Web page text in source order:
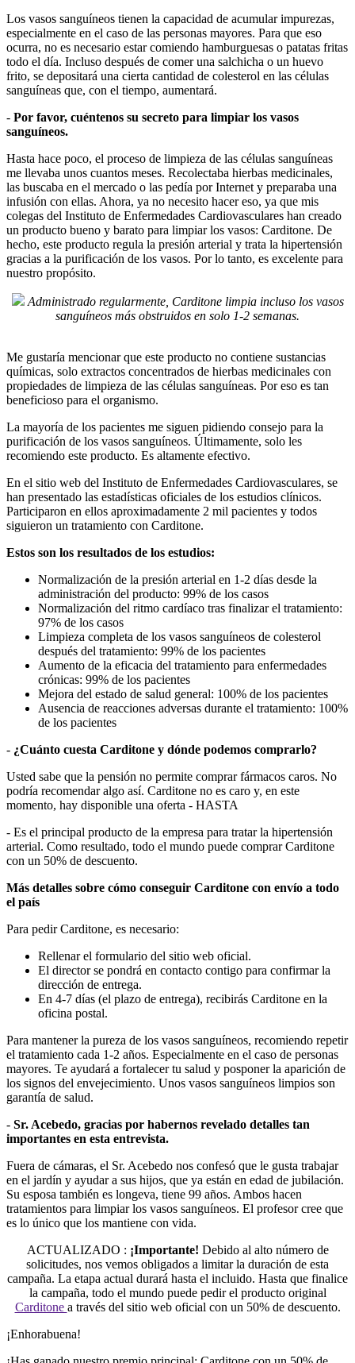
Los vasos sanguíneos tienen la capacidad de acumular impurezas,
especialmente en el caso de las personas mayores. Para que eso
ocurra, no es necesario estar comiendo hamburguesas o patatas fritas
todo el día. Incluso después de comer una salchicha o un huevo
frito, se depositará una cierta cantidad de colesterol en las células
sanguíneas que, con el tiempo, aumentará.
- Por favor, cuéntenos su secreto para limpiar los vasos
sanguíneos.
Hasta hace poco, el proceso de limpieza de las células sanguíneas
me llevaba unos cuantos meses. Recolectaba hierbas medicinales,
las buscaba en el mercado o las pedía por Internet y preparaba una
infusión con ellas. Ahora, ya no necesito hacer eso, ya que mis
colegas del Instituto de Enfermedades Cardiovasculares han creado
un producto bueno y barato para limpiar los vasos: Carditone. De
hecho, este producto regula la presión arterial y trata la hipertensión
gracias a la purificación de los vasos. Por lo tanto, es excelente para
nuestro propósito.
Administrado regularmente, Carditone limpia incluso los vasos
sanguíneos más obstruidos en solo 1-2 semanas.
Me gustaría mencionar que este producto no contiene sustancias
químicas, solo extractos concentrados de hierbas medicinales con
propiedades de limpieza de las células sanguíneas. Por eso es tan
beneficioso para el organismo.
La mayoría de los pacientes me siguen pidiendo consejo para la
purificación de los vasos sanguíneos. Últimamente, solo les
recomiendo este producto. Es altamente efectivo.
En el sitio web del Instituto de Enfermedades Cardiovasculares, se
han presentado las estadísticas oficiales de los estudios clínicos.
Participaron en ellos aproximadamente 2 mil pacientes y todos
siguieron un tratamiento con Carditone.
Estos son los resultados de los estudios:
Normalización de la presión arterial en 1-2 días desde la
administración del producto: 99% de los casos
Normalización del ritmo cardíaco tras finalizar el tratamiento:
97% de los casos
Limpieza completa de los vasos sanguíneos de colesterol
después del tratamiento: 99% de los pacientes
Aumento de la eficacia del tratamiento para enfermedades
crónicas: 99% de los pacientes
Mejora del estado de salud general: 100% de los pacientes
Ausencia de reacciones adversas durante el tratamiento: 100%
de los pacientes
- ¿Cuánto cuesta Carditone y dónde podemos comprarlo?
Usted sabe que la pensión no permite comprar fármacos caros. No
podría recomendar algo así. Carditone no es caro y, en este
momento, hay disponible una oferta - HASTA
- Es el principal producto de la empresa para tratar la hipertensión
arterial. Como resultado, todo el mundo puede comprar Carditone
con un 50% de descuento.
Más detalles sobre cómo conseguir Carditone con envío a todo
el país
Para pedir Carditone, es necesario:
Rellenar el formulario del sitio web oficial.
El director se pondrá en contacto contigo para confirmar la
dirección de entrega.
En 4-7 días (el plazo de entrega), recibirás Carditone en la
oficina postal.
Para mantener la pureza de los vasos sanguíneos, recomiendo repetir
el tratamiento cada 1-2 años. Especialmente en el caso de personas
mayores. Te ayudará a fortalecer tu salud y posponer la aparición de
los signos del envejecimiento. Unos vasos sanguíneos limpios son
garantía de salud.
- Sr. Acebedo, gracias por habernos revelado detalles tan
importantes en esta entrevista.
Fuera de cámaras, el Sr. Acebedo nos confesó que le gusta trabajar
en el jardín y ayudar a sus hijos, que ya están en edad de jubilación.
Su esposa también es longeva, tiene 99 años. Ambos hacen
tratamientos para limpiar los vasos sanguíneos. El profesor cree que
es lo único que los mantiene con vida.
ACTUALIZADO : ¡Importante! Debido al alto número de
solicitudes, nos vemos obligados a limitar la duración de esta
campaña. La etapa actual durará hasta el incluido. Hasta que finalice
la campaña, todo el mundo puede pedir el producto original
Carditone a través del sitio web oficial con un 50% de descuento.
¡Enhorabuena!